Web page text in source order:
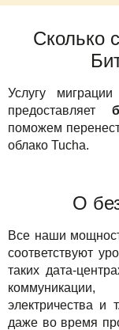
Сколько
Услугу
предоставляет
поможем
облако Tucha.
О
Все наши
соответствуют
таких дата-
коммуникации,
электричества и
даже во время